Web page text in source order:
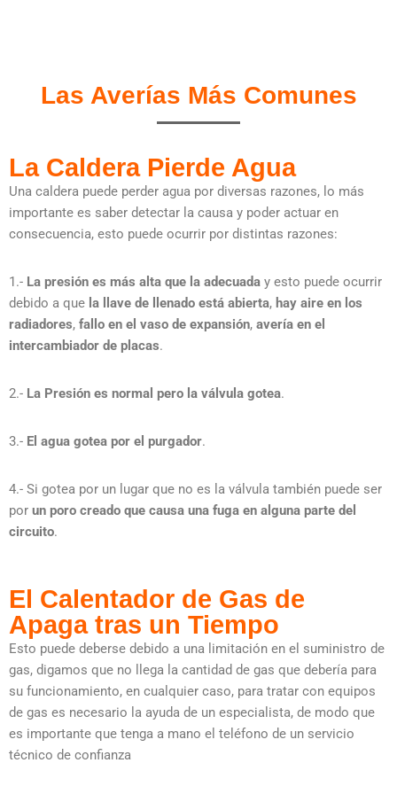
Las Averías Más Comunes
La Caldera Pierde Agua
Una caldera puede perder agua por diversas razones, lo más
importante es saber detectar la causa y poder actuar en
consecuencia, esto puede ocurrir por distintas razones:
1.- La presión es más alta que la adecuada y esto puede ocurrir
debido a que la llave de llenado está abierta, hay aire en los
radiadores, fallo en el vaso de expansión, avería en el
intercambiador de placas.
2.- La Presión es normal pero la válvula gotea.
3.- El agua gotea por el purgador.
4.- Si gotea por un lugar que no es la válvula también puede ser
por un poro creado que causa una fuga en alguna parte del
circuito.
El Calentador de Gas de
Apaga tras un Tiempo
Esto puede deberse debido a una limitación en el suministro de
gas, digamos que no llega la cantidad de gas que debería para
su funcionamiento, en cualquier caso, para tratar con equipos
de gas es necesario la ayuda de un especialista, de modo que
es importante que tenga a mano el teléfono de un servicio
técnico de confianza